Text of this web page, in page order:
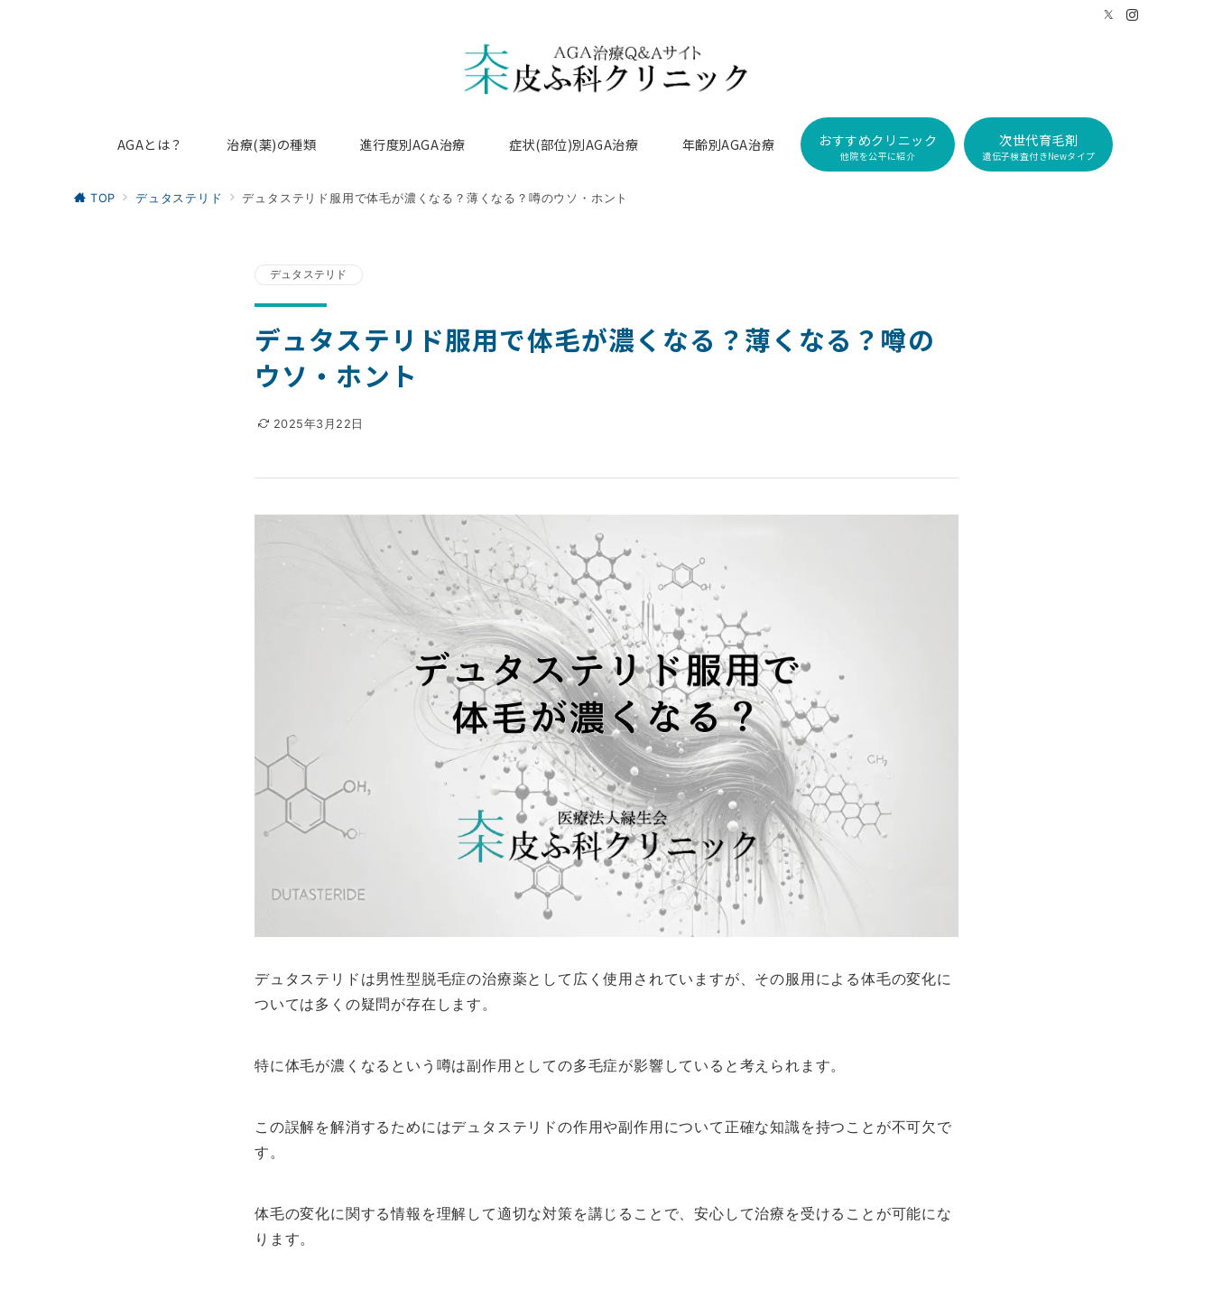
AGAとは？ 治療(薬)の種類 進行度別AGA治療 症状(部位)別AGA治療 年齢別AGA治療 おすすめクリニック
他院を公平に紹介
次世代育毛剤
遺伝子検査付きNewタイプ
TOP デュタステリド デュタステリド服用で体毛が濃くなる？薄くなる？噂のウソ・ホント
デュタステリド
デュタステリド服用で体毛が濃くなる？薄くなる？噂の
ウソ・ホント
2025年3月22日
デュタステリドは男性型脱毛症の治療薬として広く使用されていますが、その服用による体毛の変化に
ついては多くの疑問が存在します。
特に体毛が濃くなるという噂は副作用としての多毛症が影響していると考えられます。
この誤解を解消するためにはデュタステリドの作用や副作用について正確な知識を持つことが不可欠で
す。
体毛の変化に関する情報を理解して適切な対策を講じることで、安心して治療を受けることが可能にな
ります。